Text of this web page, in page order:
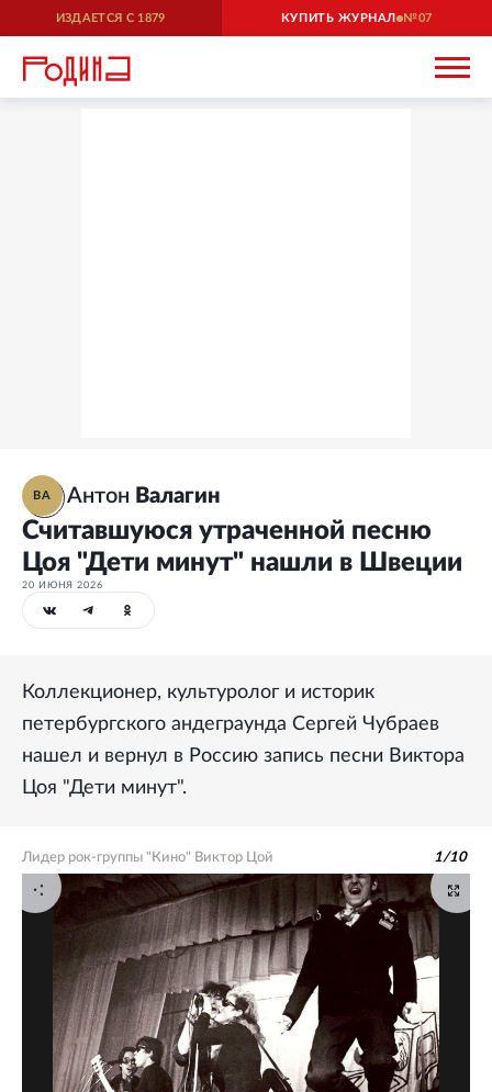
ИЗДАЕТСЯ С 1879 КУПИТЬ ЖУРНАЛ 07
ВА Антон Валагин
Считавшуюся утраченной песню
Цоя "Дети минут" нашли в Швеции
20 ИЮНЯ 2026
Коллекционер, культуролог и историк
петербургского андеграунда Сергей Чубраев
нашел и вернул в Россию запись песни Виктора
Цоя "Дети минут".
Лидер рок-группы "Кино" Виктор Цой 1/10